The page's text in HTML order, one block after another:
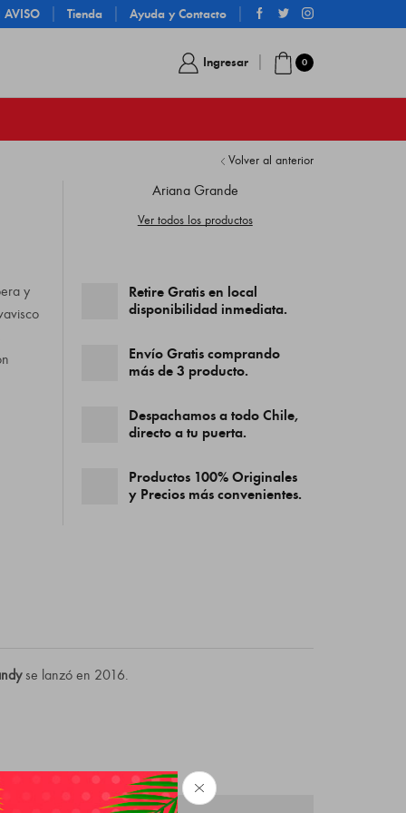
AVISO Tienda Ayuda y Contacto
Ingresar 0
Volver al anterior
y
Ariana Grande
Ver todos los productos
Retire Gratis en local
disponibilidad inmediata.
Envío Gratis comprando
más de 3 producto.
Despachamos a todo Chile,
directo a tu puerta.
Productos 100% Originales
y Precios más convenientes.
se lanzó en 2016.